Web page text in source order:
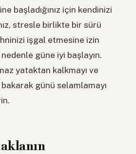
başladığınız için kendinizi
stresle birlikte bir sürü
işgal etmesine izin
güne iyi başlayın.
yataktan kalkmayı ve
günü selamlamayı